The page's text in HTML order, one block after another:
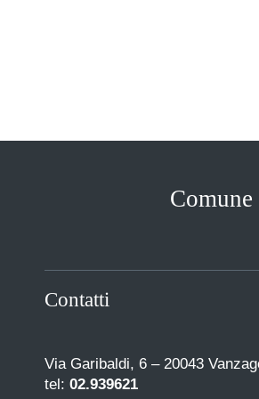
Contatti
Via Garibaldi, 6 – 20043
tel: 02.939621